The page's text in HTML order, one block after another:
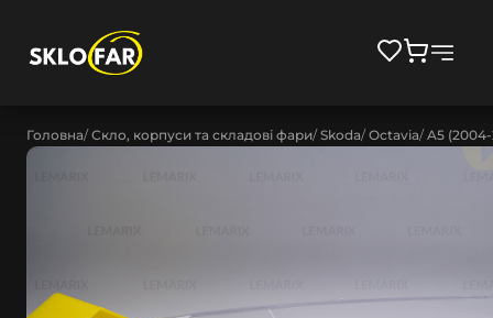
Головна Скло, корпуси та складові фари Skoda Octavia A5